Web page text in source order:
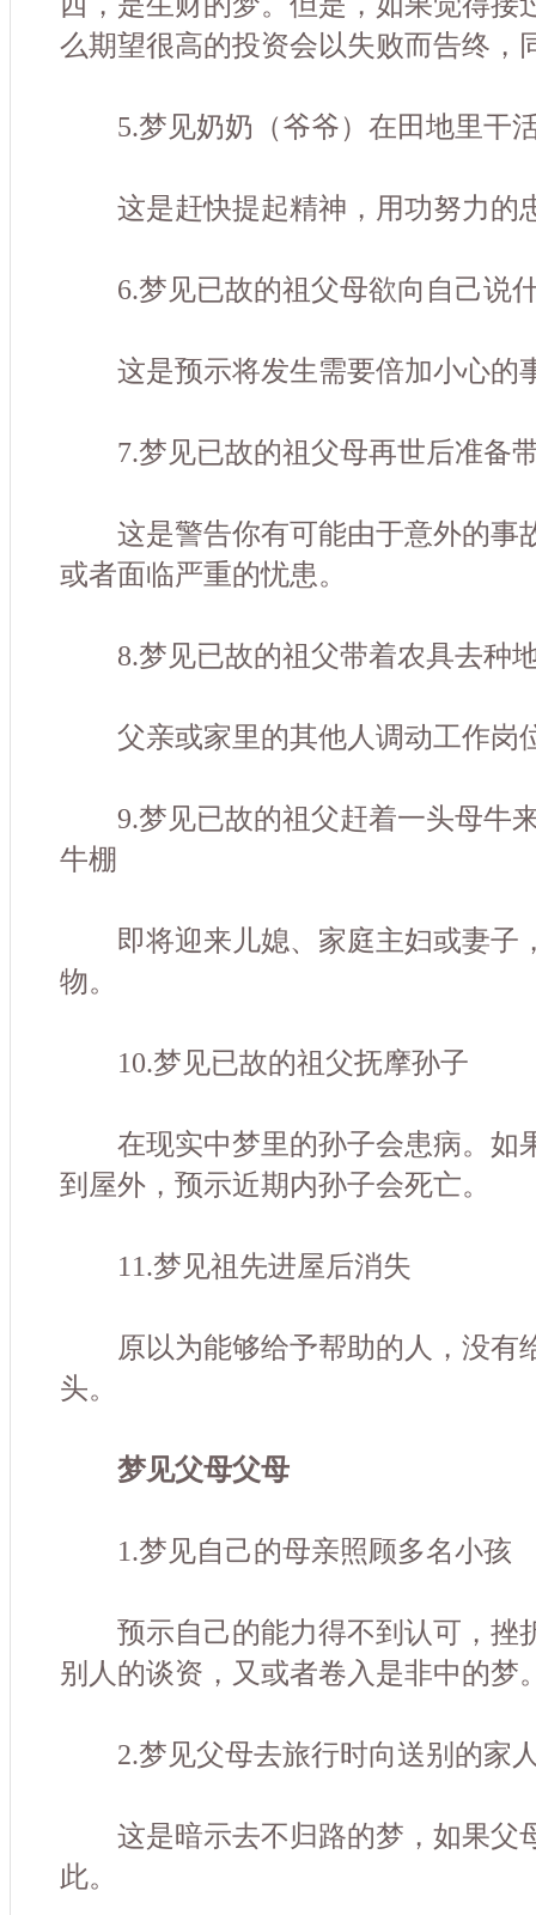
么期望很高的投资会以失败而告终，
5.梦见奶奶（爷爷）在田地里干
这是赶快提起精神，用功努力的
6.梦见已故的祖父母欲向自己说
这是预示将发生需要倍加小心的
7.梦见已故的祖父母再世后准备
这是警告你有可能由于意外的事
或者面临严重的忧患。
8.梦见已故的祖父带着农具去种
父亲或家里的其他人调动工作岗
9.梦见已故的祖父赶着一头母牛
牛棚
即将迎来儿媳、家庭主妇或妻子
物。
10.梦见已故的祖父抚摩孙子
在现实中梦里的孙子会患病。如
到屋外，预示近期内孙子会死亡。
11.梦见祖先进屋后消失
原以为能够给予帮助的人，没有
头。
梦见父母父母
1.梦见自己的母亲照顾多名小孩
预示自己的能力得不到认可，挫
别人的谈资，又或者卷入是非中的梦
2.梦见父母去旅行时向送别的家
这是暗示去不归路的梦，如果父
此。